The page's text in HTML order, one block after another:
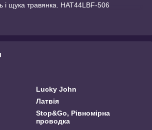
і щука травянка. HAT44LBF-506
Lucky John
Латвія
Stop&Go, Рівномірна
проводка